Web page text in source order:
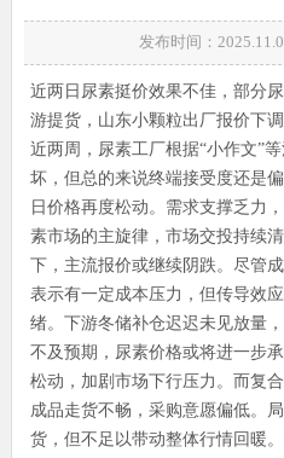
发布时间：
近两日尿素挺价效果不佳，部分
游提货，山东小颗粒出厂报价下
近两周，尿素工厂根据“小作文”
坏，但总的来说终端接受度还是
日价格再度松动。需求支撑乏力
素市场的主旋律，市场交投持续
下，主流报价或继续阴跌。尽管
表示有一定成本压力，但传导效
绪。下游冬储补仓迟迟未见放量
不及预期，尿素价格或将进一步
松动，加剧市场下行压力。而复
成品走货不畅，采购意愿偏低。
货，但不足以带动整体行情回暖